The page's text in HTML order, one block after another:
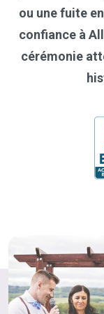
ou une fuite
confiance à
cérémonie